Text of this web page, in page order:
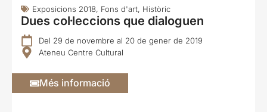
Exposicions 2018, Fons d'art, Històric
Dues col·leccions que dialoguen
Del 29 de novembre al 20 de gener de 2019
Ateneu Centre Cultural
Més informació